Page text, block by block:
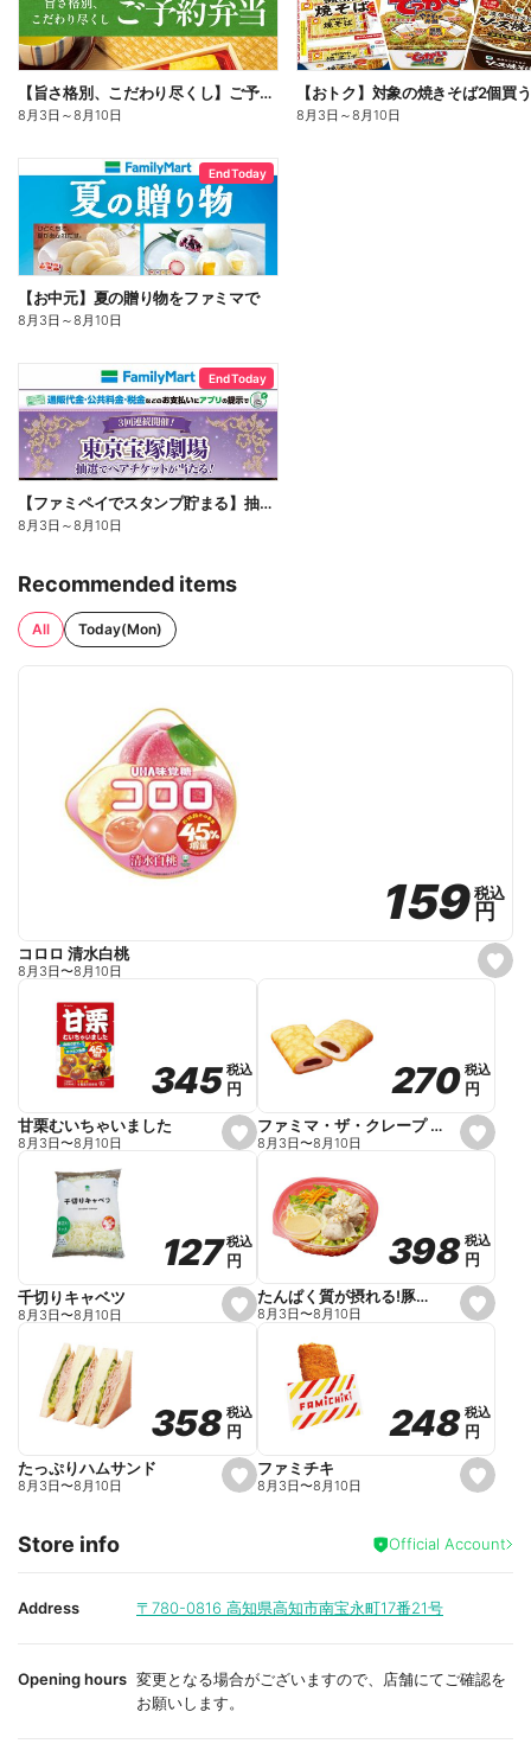
【旨さ格別、こだわり尽くし】ご予約弁当
8月3日 ～8月10日 8月3日 ～8月10日
End Today
【お中元】夏の贈り物をファミマで
8月3日 ～8月10日
End Today
【ファミペイでスタンプ貯まる】抽選でペアチケットが当たる!
8月3日 ～8月10日
Recommended items
All Today(Mon)
s
e
159
159税込
税込
円
円
コロロ 清水白桃
8月3日〜8月10日
s
e
o
r
i
e
345
345税込
税込
円
円
甘栗むいちゃいました
8月3日〜8月10日
s
e
o
r
i
e
270
270 税込
税込
円
円
ファミマ・ザ・クレープ 生チョコ
8月3日〜8月10日
s
e
o
r
i
e
127
127税込
税込
円
円
千切りキャベツ
8月3日〜8月10日
s
e
o
r
i
e
398
398 税込
税込
円
円
たんぱく質が摂れる!豚しゃぶのパスタサラダ
8月3日〜8月10日
s
e
i
t
358
358税込
税込
円
円
たっぷりハムサンド
8月3日〜8月10日
s
e
a
248
248 税込
税込
円
円
ファミチキ
8月3日〜8月10日
Store info Official Account
Address 〒780-0816 高知県高知市南宝永町17番21号
Opening hours 変更となる場合がございますので、店舗にてご確認を
お願いします。